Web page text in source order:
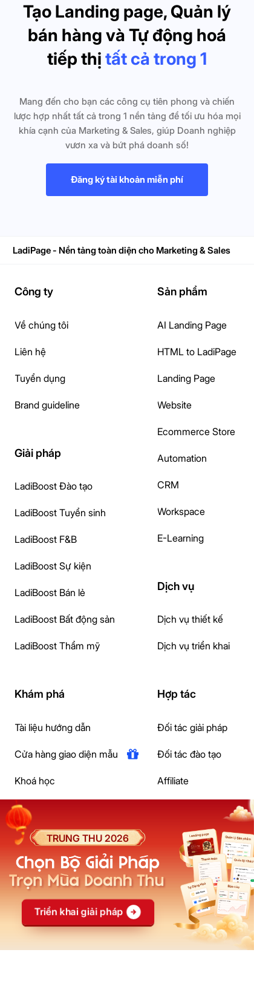
Tạo Landing page, Quản lý
bán hàng và Tự động hoá
tiếp thị tất cả trong 1
Mang đến cho bạn các công cụ tiên phong và chiến
lược hợp nhất tất cả trong 1 nền tảng để tối ưu hóa mọi
khía cạnh của Marketing & Sales, giúp Doanh nghiệp
vươn xa và bứt phá doanh số!
Đăng ký tài khoản miễn phí
LadiPage - Nền tảng toàn diện cho Marketing & Sales
Công ty
Về chúng tôi
Liên hệ
Tuyển dụng
Brand guideline
Sản phẩm
AI Landing Page
HTML to LadiPage
Landing Page
Website
Ecommerce Store
Automation
CRM
Workspace
E-Learning
Giải pháp
LadiBoost Đào tạo
LadiBoost Tuyển sinh
LadiBoost F&B
LadiBoost Sự kiện
LadiBoost Bán lẻ
LadiBoost Bất động sản
LadiBoost Thẩm mỹ
Dịch vụ
Dịch vụ thiết kế
Dịch vụ triển khai
Khám phá
Tài liệu hướng dẫn
Cửa hàng giao diện mẫu
Khoá học
Blog
Casestudy
Câu hỏi thường gặp
Ebook
Hợp tác
Đối tác giải pháp
Đối tác đào tạo
Affiliate
Creator